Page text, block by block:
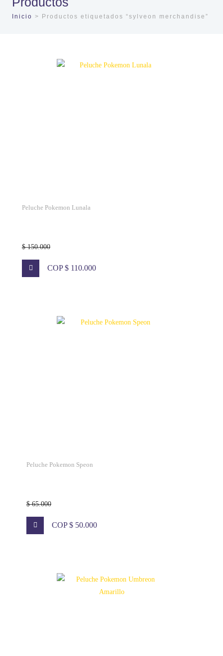
Inicio > Productos etiquetados “sylveon merchandise”
Peluche Pokemon Lunala
$ 150.000
COP $ 110.000
Peluche Pokemon Speon
$ 65.000
COP $ 50.000